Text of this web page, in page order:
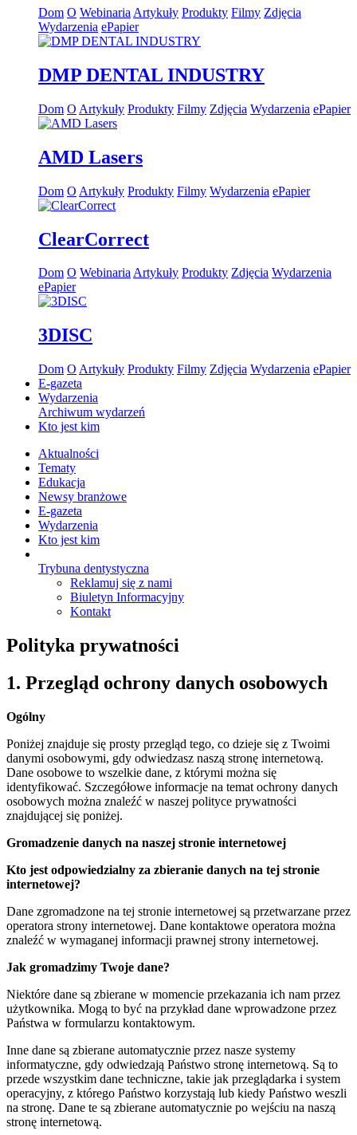
Dom O Webinaria Artykuły Produkty Filmy Zdjęcia
Wydarzenia ePapier
DMP DENTAL INDUSTRY
Dom O Artykuły Produkty Filmy Zdjęcia Wydarzenia ePapier
AMD Lasers
Dom O Artykuły Produkty Filmy Wydarzenia ePapier
ClearCorrect
Dom O WebinariaArtykuły Produkty Zdjęcia Wydarzenia
ePapier
3DISC
Dom O Artykuły Produkty Filmy Zdjęcia Wydarzenia ePapier
E-gazeta
Wydarzenia
Archiwum wydarzeń
Kto jest kim
Aktualności
Tematy
Edukacja
Newsy branżowe
E-gazeta
Wydarzenia
Kto jest kim
Trybuna dentystyczna
Reklamuj się z nami
Biuletyn Informacyjny
Kontakt
Polityka prywatności
1. Przegląd ochrony danych osobowych
Ogólny
Poniżej znajduje się prosty przegląd tego, co dzieje się z Twoimi
danymi osobowymi, gdy odwiedzasz naszą stronę internetową.
Dane osobowe to wszelkie dane, z którymi można się
identyfikować. Szczegółowe informacje na temat ochrony danych
osobowych można znaleźć w naszej polityce prywatności
znajdującej się poniżej.
Gromadzenie danych na naszej stronie internetowej
Kto jest odpowiedzialny za zbieranie danych na tej stronie
internetowej?
Dane zgromadzone na tej stronie internetowej są przetwarzane przez
operatora strony internetowej. Dane kontaktowe operatora można
znaleźć w wymaganej informacji prawnej strony internetowej.
Jak gromadzimy Twoje dane?
Niektóre dane są zbierane w momencie przekazania ich nam przez
użytkownika. Mogą to być na przykład dane wprowadzone przez
Państwa w formularzu kontaktowym.
Inne dane są zbierane automatycznie przez nasze systemy
informatyczne, gdy odwiedzają Państwo stronę internetową. Są to
przede wszystkim dane techniczne, takie jak przeglądarka i system
operacyjny, z którego Państwo korzystają lub kiedy Państwo weszli
na stronę. Dane te są zbierane automatycznie po wejściu na naszą
stronę internetową.